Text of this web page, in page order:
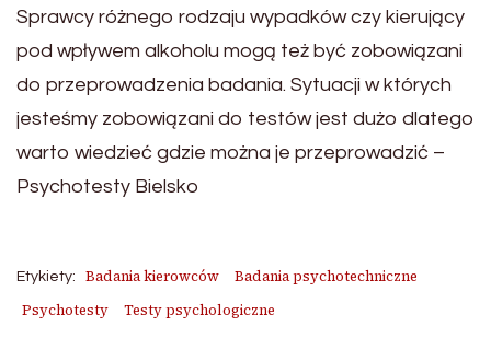
Sprawcy różnego rodzaju wypadków czy kierujący
pod wpływem alkoholu mogą też być zobowiązani
do przeprowadzenia badania. Sytuacji w których
jesteśmy zobowiązani do testów jest dużo dlatego
warto wiedzieć gdzie można je przeprowadzić –
Psychotesty Bielsko
Etykiety: Badania kierowców
Badania psychotechniczne
Psychotesty
Testy psychologiczne